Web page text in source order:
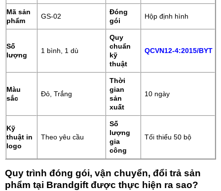
Mã sản
phẩm
GS-02
Đóng
gói
Hộp định hình
Số
lượng
1 bình, 1 dù
Quy
chuẩn
kỹ
thuật
QCVN12-4:2015/BYT
Màu
sắc
Đỏ, Trắng
Thời
gian
sản
xuất
10 ngày
Kỹ
thuật in
logo
Theo yêu cầu
Số
lượng
gia
công
Tối thiểu 50 bộ
Quy trình đóng gói, vận chuyển, đổi trả sản
phẩm tại Brandgift được thực hiện ra sao?